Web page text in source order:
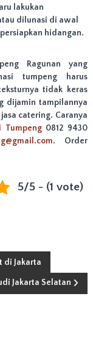
lakukan
dilunasi di awal
hidangan.
Ragunan yang
tumpeng harus
tidak keras
dijamin tampilannya
catering. Caranya
Tumpeng0812 9430
. Order
5/5 - (1 vote)
di Jakarta
Jakarta Selatan